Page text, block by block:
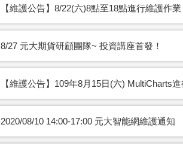
【維護公告】8/22(六)8點至18點進行維護作業
8/27 元大期貨研顧團隊~ 投資講座首發！
【維護公告】109年8月15日(六) MultiCharts
2020/08/10 14:00-17:00 元大智能網維護通知